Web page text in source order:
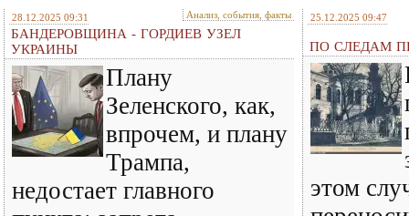
28.12.2025 09:31 Анализ, события, факты
БАНДЕРОВЩИНА - ГОРДИЕВ УЗЕЛ
УКРАИНЫ
Плану
Зеленского, как,
впрочем, и плану
Трампа,
недостает главного
25.12.2025 09:47
ПО СЛЕДАМ
этом